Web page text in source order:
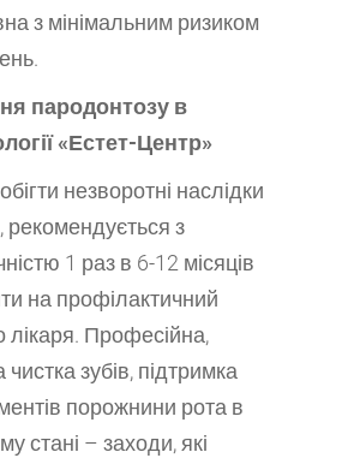
з мінімальним ризиком
пародонтозу в
«Естет-Центр»
незворотні наслідки
рекомендується з
1 раз в 6-12 місяців
на профілактичний
лікаря. Професійна,
чистка зубів, підтримка
порожнини рота в
стані – заходи, які